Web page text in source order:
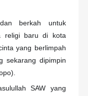
berkah untuk
religi baru di kota
yang berlimpah
sekarang dipimpin
SAW yang